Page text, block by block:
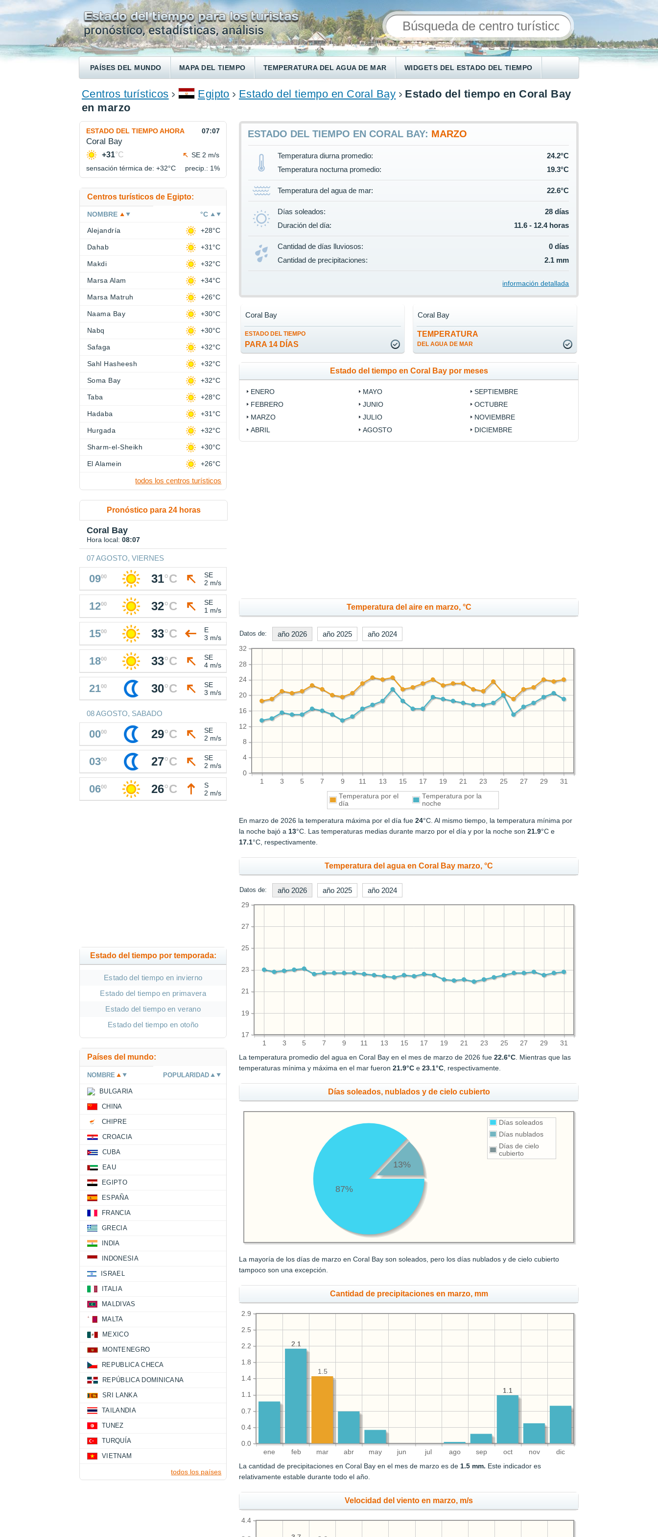
PAÍSES DEL MUNDO MAPA DEL TIEMPO TEMPERATURA DEL AGUA DE MAR WIDGETS DEL ESTADO DEL TIEMPO
ENCONTRAR UN HOTEL
Centros turísticos Egipto Estado del tiempo en Coral Bay
Estado del tiempo en Coral Bay
en marzo
ESTADO DEL TIEMPO EN CORAL BAY: MARZO
Temperatura diurna promedio:
24.2°C
Temperatura nocturna promedio:
19.3°C
Temperatura del agua de mar: 22.6°C
Días soleados:
28 días
Duración del día:
11.6 - 12.4 horas
Cantidad de días lluviosos:
0 días
Cantidad de precipitaciones:
2.1 mm
información detallada
ESTADO DEL TIEMPO
PARA 14 DÍAS
Coral Bay
TEMPERATURA
DEL AGUA DE MAR
Coral Bay
Estado del tiempo en Coral Bay por meses
ENERO
FEBRERO
MARZO
ABRIL
MAYO
JUNIO
JULIO
AGOSTO
SEPTIEMBRE
OCTUBRE
NOVIEMBRE
DICIEMBRE
Temperatura del aire en marzo, °C
Datos de: año 2026 año 2025 año 2024
1 3 5 7 9 11 13 15 17 19 21 23 25 27 29 31
0
4
8
12
16
20
24
28
32
Temperatura por el
día
Temperatura por la
noche
En marzo de 2026 la temperatura máxima por el día fue24°C. Al mismo tiempo, la temperatura mínima por
la noche bajó a13°C. Las temperaturas medias durante marzo por el día y por la noche son21.9°C e
17.1°C, respectivamente.
Temperatura del agua en Coral Bay marzo, °C
Datos de: año 2026 año 2025 año 2024
1 3 5 7 9 11 13 15 17 19 21 23 25 27 29 31
17
19
21
23
25
27
29
La temperatura promedio del agua en Coral Bay en el mes de marzo de 2026 fue22.6°C. Mientras que las
temperaturas mínima y máxima en el mar fueron21.9°C e23.1°C, respectivamente.
Días soleados, nublados y de cielo cubierto
Días soleados
Días nublados
Días de cielo
cubierto
87%
13%
La mayoría de los días de marzo en Coral Bay son soleados, pero los días nublados y de cielo cubierto
tampoco son una excepción.
Cantidad de precipitaciones en marzo, mm
ene feb mar abr may jun jul ago sep oct nov dic
0.0
0.4
0.7
1.1
1.4
1.8
2.2
2.5
2.9
1.1
2.1
1.1
1.5
2.1
La cantidad de precipitaciones en Coral Bay en el mes de marzo es de1.5 mm. Este indicador es
relativamente estable durante todo el año.
Velocidad del viento en marzo, m/s
4.4
ESTADO DEL TIEMPO AHORA 07:07
Coral Bay
+31°C
SE 2 m/s
sensación térmica de: +32°C precip.: 1%
Centros turísticos de Egipto:
NOMBRE °C
Alejandría +28°C
Dahab +31°C
Makdi +32°C
Marsa Alam +34°C
Marsa Matruh +26°C
Naama Bay +30°C
Nabq +30°C
Safaga +32°C
Sahl Hasheesh +32°C
Soma Bay +32°C
Taba +28°C
Hadaba +31°C
Hurgada +32°C
Sharm-el-Sheikh +30°C
El Alamein +26°C
todos los centros turísticos
Pronóstico para 24 horas
Coral Bay
Hora local: 08:07
07 AGOSTO, VIERNES
0900 31°C
SE
2 m/s
1200 32°C
SE
1 m/s
1500 33°C
E
3 m/s
1800 33°C
SE
4 m/s
2100 30°C
SE
3 m/s
08 AGOSTO, SABADO
0000 29°C
SE
2 m/s
0300 27°C
SE
2 m/s
0600 26°C
S
2 m/s
Estado del tiempo por temporada:
Estado del tiempo en invierno
Estado del tiempo en primavera
Estado del tiempo en verano
Estado del tiempo en otoño
Países del mundo:
NOMBRE POPULARIDAD
BULGARIA
CHINA
CHIPRE
CROACIA
CUBA
EAU
EGIPTO
ESPAÑA
FRANCIA
GRECIA
INDIA
INDONESIA
ISRAEL
ITALIA
MALDIVAS
MALTA
MEXICO
MONTENEGRO
REPUBLICA CHECA
REPÚBLICA DOMINICANA
SRI LANKA
TAILANDIA
TUNEZ
TURQUÍA
VIETNAM
todos los países